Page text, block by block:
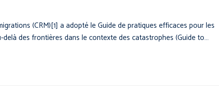
(CRM)[1] a adopté le Guide de pratiques efficaces pour les
des frontières dans le contexte des catastrophes (Guide to…